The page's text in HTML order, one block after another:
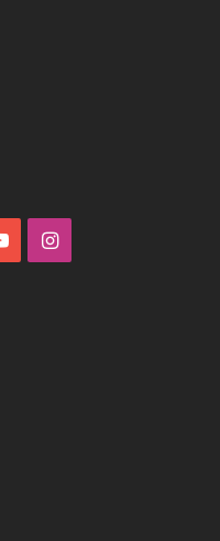
YouTubeInstagram